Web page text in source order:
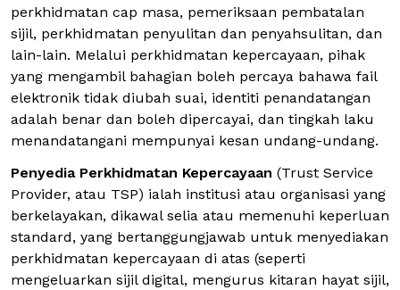
perkhidmatan cap masa, pemeriksaan pembatalan
sijil, perkhidmatan penyulitan dan penyahsulitan, dan
lain-lain. Melalui perkhidmatan kepercayaan, pihak
yang mengambil bahagian boleh percaya bahawa fail
elektronik tidak diubah suai, identiti penandatangan
adalah benar dan boleh dipercayai, dan tingkah laku
menandatangani mempunyai kesan undang-undang.
Penyedia Perkhidmatan Kepercayaan (Trust Service
Provider, atau TSP) ialah institusi atau organisasi yang
berkelayakan, dikawal selia atau memenuhi keperluan
standard, yang bertanggungjawab untuk menyediakan
perkhidmatan kepercayaan di atas (seperti
mengeluarkan sijil digital, mengurus kitaran hayat sijil,